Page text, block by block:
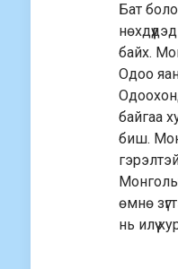
Бат
байх.
Одоо
байгаа
биш.
өмнө
нь илүү